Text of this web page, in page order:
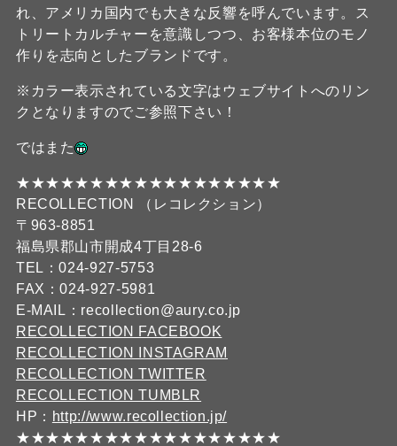
れ、アメリカ国内でも大きな反響を呼んでいます。ス
トリートカルチャーを意識しつつ、お客様本位のモノ
作りを志向としたブランドです。
※カラー表示されている文字はウェブサイトへのリン
クとなりますのでご参照下さい！
ではまた
★★★★★★★★★★★★★★★★★★
RECOLLECTION （レコレクション）
〒963-8851
福島県郡山市開成4丁目28-6
TEL：024-927-5753
FAX：024-927-5981
E-MAIL：recollection@aury.co.jp
RECOLLECTION FACEBOOK
RECOLLECTION INSTAGRAM
RECOLLECTION TWITTER
RECOLLECTION TUMBLR
HP： http://www.recollection.jp/
★★★★★★★★★★★★★★★★★★